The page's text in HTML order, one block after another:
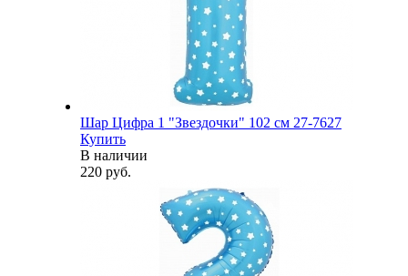
Шар Цифра 1 "Звездочки" 102 см 27-7627
Купить
В наличии
220 руб.